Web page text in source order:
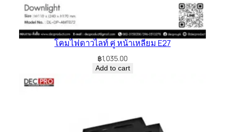
โคมไฟดาวไลท์ คู่ หน้าเหลี่ยม E27
฿1,035.00
Add to cart